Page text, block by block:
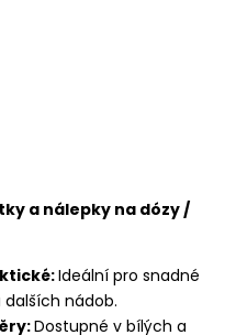
a nálepky na dózy /
Ideální pro snadné
nádob.
Dostupné v bílých a